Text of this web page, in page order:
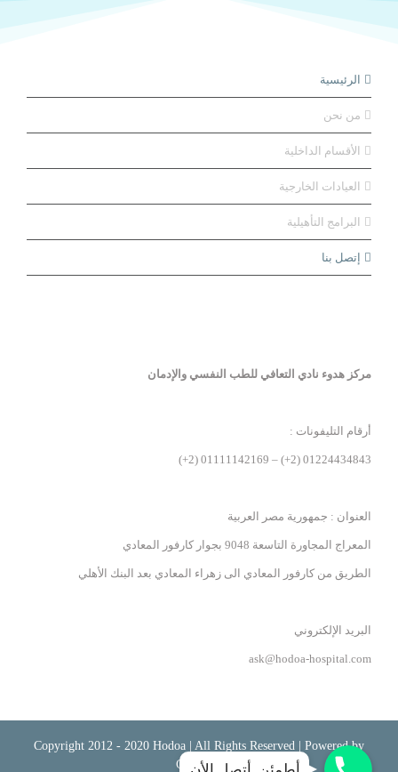
الرئيسية
من نحن
الأقسام الداخلية
العيادات الخارجية
البرامج التأهيلية
إتصل بنا
مركز هدوء نادي التعافي للطب النفسي والإدمان
أرقام التليفونات :
01224434843 (2+) – 01111142169 (2+)
العنوان : جمهورية مصر العربية
المعراج المجاورة التاسعة 9048 بجوار كارفور المعادي
الطريق من كارفور المعادي الى زهراء المعادي بعد البنك الأهلي
البريد الإلكتروني
ask@hodoa-hospital.com
Copyright 2012 - 2020 Hodoa | All Rights Reserved | Powered by
Cetrosoft